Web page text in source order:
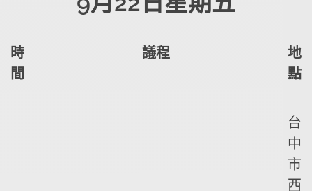
時
間
議程
地
點
台
中
市
西